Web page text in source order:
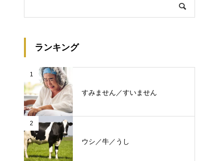
ランキング
1
すみません／すいません
2
ウシ／牛／うし